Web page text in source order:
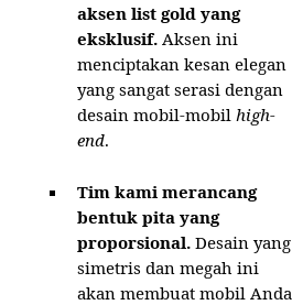
aksen list gold yang
eksklusif. Aksen ini
menciptakan kesan elegan
yang sangat serasi dengan
desain mobil-mobil high-
end.
Tim kami merancang
bentuk pita yang
proporsional. Desain yang
simetris dan megah ini
akan membuat mobil Anda